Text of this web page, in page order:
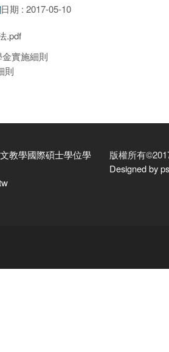
日期 : 2017-05-10
.pdf
實施細則
則
教學國際碩士學位學
版權所有
Designed by